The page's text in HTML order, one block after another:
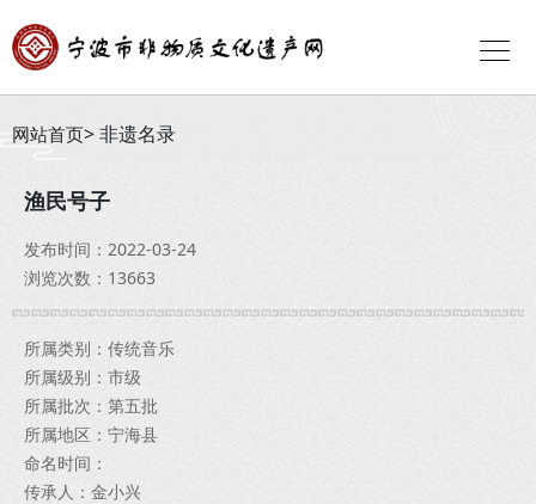
网站首页 非遗名录
渔民号子
发布时间：2022-03-24
浏览次数：13663
所属类别：传统音乐
所属级别：市级
所属批次：第五批
所属地区：宁海县
命名时间：
传承人：金小兴